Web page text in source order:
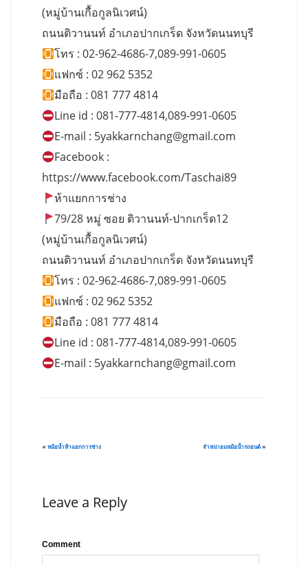
(หมู่บ้านเกื้อกูลนิเวศน์)
ถนนติวานนท์ อำเภอปากเกร็ด จังหวัดนนทบุรี
โทร : 02-962-4686-7,089-991-0605
แฟกซ์ : 02 962 5352
มือถือ : 081 777 4814
Line id : 081-777-4814,089-991-0605
E-mail : 5yakkarnchang@gmail.com
Facebook :
https://www.facebook.com/Taschai89
ห้าแยกการช่าง
79/28 หมู่ ซอย ติวานนท์-ปากเกร็ด12
(หมู่บ้านเกื้อกูลนิเวศน์)
ถนนติวานนท์ อำเภอปากเกร็ด จังหวัดนนทบุรี
โทร : 02-962-4686-7,089-991-0605
แฟกซ์ : 02 962 5352
มือถือ : 081 777 4814
Line id : 081-777-4814,089-991-0605
E-mail : 5yakkarnchang@gmail.com
« หม้อน้ำห้าแยกการช่าง จำหน่ายมหม้อน้ำรถยนต์ »
Leave a Reply
Comment